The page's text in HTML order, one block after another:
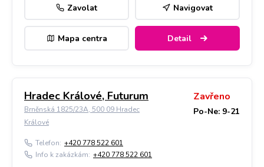
Zavolat Navigovat
Mapa centra Detail
Hradec Králové, Futurum
Brněnská 1825/23A, 500 09 Hradec
Králové
Zavřeno
Po-Ne: 9-21
Telefon: +420 778 522 601
Info k zakázkám: +420 778 522 601